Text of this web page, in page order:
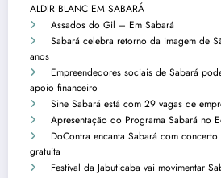
ALDIR BLANC EM SABARÁ
Assados do Gil – Em Sabará
Sabará celebra retorno da imagem de
anos
Empreendedores sociais de Sabará
apoio financeiro
Sine Sabará está com 29 vagas de
Apresentação do Programa Sabará no
DoContra encanta Sabará com
gratuita
Festival da Jabuticaba vai movimentar